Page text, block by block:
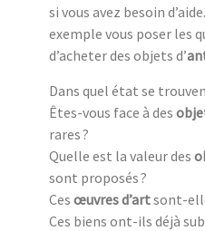
si vous avez besoin
exemple vous poser les
d’acheter des objets d’
Dans quel état se
Êtes-vous face à des
rares ?
Quelle est la valeur des
sont proposés ?
Ces œuvres d’artsont-
Ces biens ont-ils déjà